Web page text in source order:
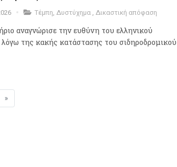
Τέμπη, Δυστύχημα , Δικαστική απόφαση
αναγνώρισε την ευθύνη του ελληνικού
της κακής κατάστασης του σιδηροδρομικού
»